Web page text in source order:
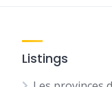
Listings